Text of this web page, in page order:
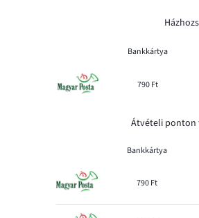
Bankkártya
790 Ft
Átvételi
Bankkártya
790 Ft